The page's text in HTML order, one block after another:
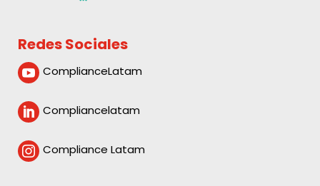
Redes Sociales
 ComplianceLatam
 Compliancelatam
 Compliance Latam